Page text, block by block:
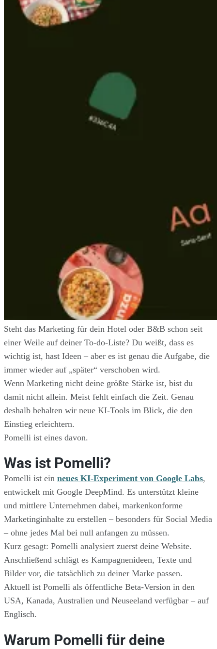
Steht das Marketing für dein Hotel oder B&B schon seit
einer Weile auf deiner To-do-Liste? Du weißt, dass es
wichtig ist, hast Ideen – aber es ist genau die Aufgabe, die
immer wieder auf „später“ verschoben wird.
Wenn Marketing nicht deine größte Stärke ist, bist du
damit nicht allein. Meist fehlt einfach die Zeit. Genau
deshalb behalten wir neue KI-Tools im Blick, die den
Einstieg erleichtern.
Pomelli ist eines davon.
Was ist Pomelli?
Pomelli ist ein neues KI-Experiment von Google Labs,
entwickelt mit Google DeepMind. Es unterstützt kleine
und mittlere Unternehmen dabei, markenkonforme
Marketinginhalte zu erstellen – besonders für Social Media
– ohne jedes Mal bei null anfangen zu müssen.
Kurz gesagt: Pomelli analysiert zuerst deine Website.
Anschließend schlägt es Kampagnenideen, Texte und
Bilder vor, die tatsächlich zu deiner Marke passen.
Aktuell ist Pomelli als öffentliche Beta-Version in den
USA, Kanada, Australien und Neuseeland verfügbar – auf
Englisch.
Warum Pomelli für deine